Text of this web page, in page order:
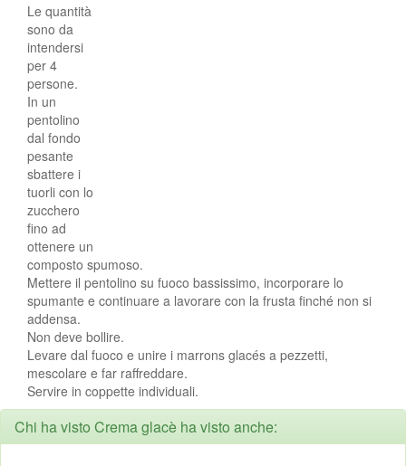
Le quantità
sono da
intendersi
per 4
persone.
In un
pentolino
dal fondo
pesante
sbattere i
tuorli con lo
zucchero
fino ad
ottenere un
composto spumoso.
Mettere il pentolino su fuoco bassissimo, incorporare lo
spumante e continuare a lavorare con la frusta finché non si
addensa.
Non deve bollire.
Levare dal fuoco e unire i marrons glacés a pezzetti,
mescolare e far raffreddare.
Servire in coppette individuali.
Chi ha visto Crema glacè ha visto anche: